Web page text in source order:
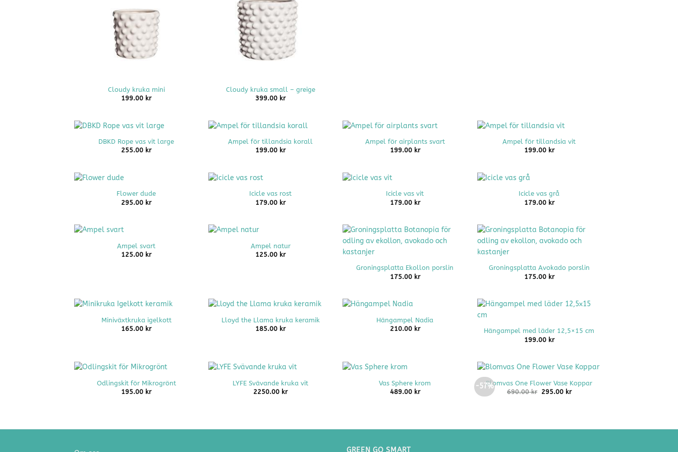
Cloudy kruka mini
199.00 kr
Cloudy kruka small – greige
399.00 kr
+
DBKD Rope vas vit large
255.00 kr
+
Ampel för tillandsia korall
199.00 kr
+
Ampel för airplants svart
199.00 kr
+
Ampel för tillandsia vit
199.00 kr
+
Flower dude
295.00 kr
+
Icicle vas rost
179.00 kr
+
Icicle vas vit
179.00 kr
+
Icicle vas grå
179.00 kr
+
Ampel svart
125.00 kr
+
Ampel natur
125.00 kr
+
Groningsplatta Ekollon porslin
175.00 kr
+
Groningsplatta Avokado porslin
175.00 kr
+
Miniväxtkruka igelkott
165.00 kr
+
Lloyd the Llama kruka keramik
185.00 kr
+
Hängampel Nadia
210.00 kr
Hängampel med läder 12,5×15 cm
199.00 kr
+
Odlingskit för Mikrogrönt
195.00 kr
+
LYFE Svävande kruka vit
2250.00 kr
+
Vas Sphere krom
489.00 kr
-57%
+
Blomvas One Flower Vase Koppar
690.00kr
Det
295.00 krDet
GREEN GO SMART